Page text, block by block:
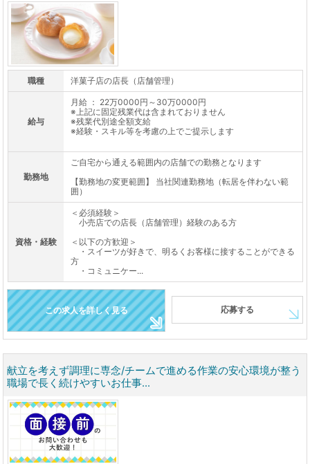
職種 洋菓子店の店長（店舗管理）
給与
月給 ： 22万0000円～30万0000円
※上記に固定残業代は含まれておりません
※残業代別途全額支給
※経験・スキル等を考慮の上でご提示します
勤務地
ご自宅から通える範囲内の店舗での勤務となります
【勤務地の変更範囲】 当社関連勤務地（転居を伴わない範
囲）
資格・経験
＜必須経験＞
小売店での店長（店舗管理）経験のある方
＜以下の方歓迎＞
・スイーツが好きで、明るくお客様に接することができる
方
・コミュニケー...
この求人を詳しく見る 応募する
献立を考えず調理に専念/チームで進める作業の安心環境が整う
職場で長く続けやすいお仕事...